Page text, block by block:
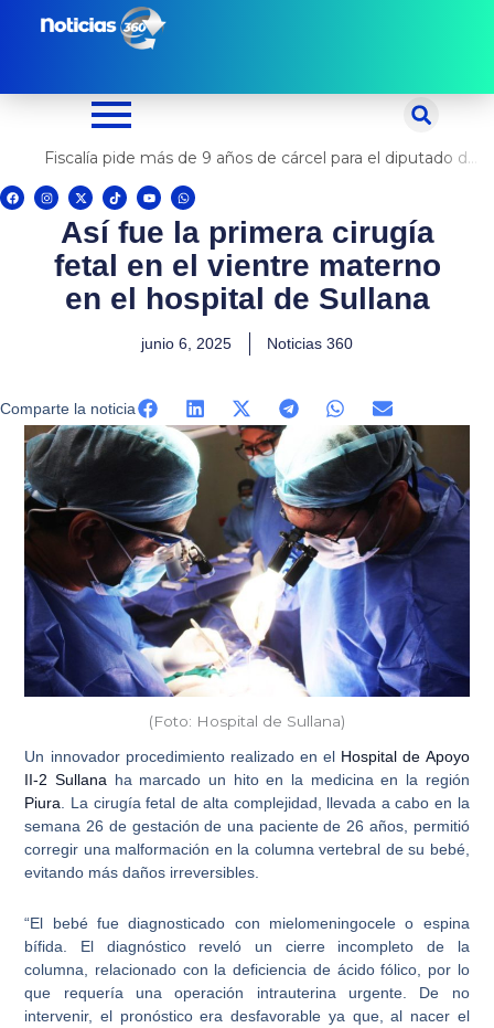
Fiscalía pide más de 9 años de cárcel para el diputado de oposición Harvey Colchado
F
a
c
I
n
s
X
-
t
w
i
t
e
T
i
k
k
Y
o
u
t
u
e
W
h
a
t
s
p
p
Así fue la primera cirugía
fetal en el vientre materno
en el hospital de Sullana
junio 6, 2025 Noticias 360
Comparte la noticia
(Foto: Hospital de Sullana)
Un innovador procedimiento realizado en el Hospital de Apoyo
II-2 Sullana ha marcado un hito en la medicina en la región
Piura. La cirugía fetal de alta complejidad, llevada a cabo en la
semana 26 de gestación de una paciente de 26 años, permitió
corregir una malformación en la columna vertebral de su bebé,
evitando más daños irreversibles.
“El bebé fue diagnosticado con mielomeningocele o espina
bífida . El diagnóstico reveló un cierre incompleto de la
columna, relacionado con la deficiencia de ácido fólico, por lo
que requería una operación intrauterina urgente. De no
intervenir, el pronóstico era desfavorable ya que, al nacer el